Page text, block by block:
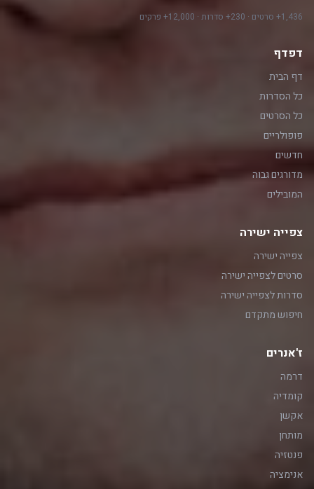
1,436+ סרטים · 230+ סדרות · 12,000+ פרקים
דפדף
דף הבית
כל הסדרות
כל הסרטים
פופולריים
חדשים
מדורגים גבוה
המובילים
צפייה ישירה
צפייה ישירה
סרטים לצפייה ישירה
סדרות לצפייה ישירה
חיפוש מתקדם
ז'אנרים
דרמה
קומדיה
אקשן
מותחן
פנטזיה
אנימציה